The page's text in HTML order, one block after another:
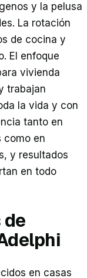
y la pelusa
La rotación
de cocina y
El enfoque
vivienda
trabajan
la vida y con
tanto en
como en
y resultados
en todo
de
en casas